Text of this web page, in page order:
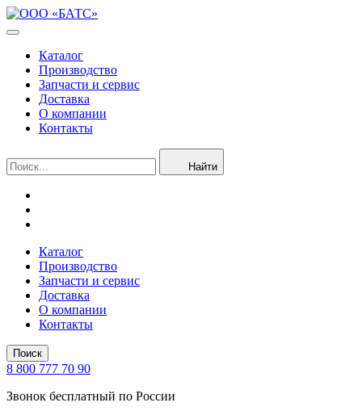
Каталог
Производство
Запчасти и сервис
Доставка
О компании
Контакты
Найти
Каталог
Производство
Запчасти и сервис
Доставка
О компании
Контакты
Поиск
8 800 777 70 90
Звонок бесплатный по России